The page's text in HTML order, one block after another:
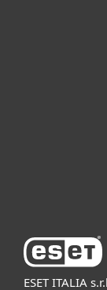
ESET ITALIA